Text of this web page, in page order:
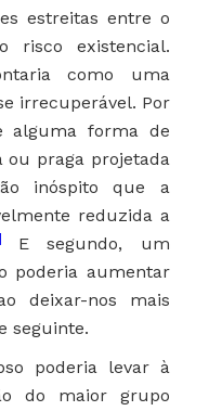
estreitas entre o
risco existencial.
como uma
irrecuperável. Por
alguma forma de
praga projetada
inóspito que a
reduzida a
E segundo, um
poderia aumentar
deixar-nos mais
seguinte.
poderia levar à
do maior grupo